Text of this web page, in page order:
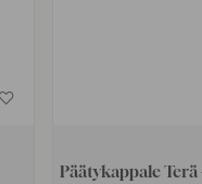
Päätykappale